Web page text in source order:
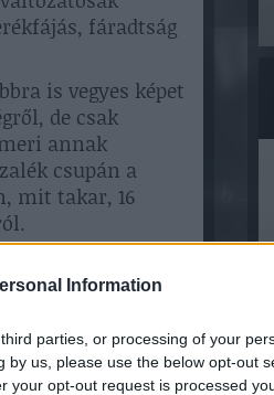
Information
parties, or processing of your
us, please use the below opt-out
your opt-out request is processed
fáradtság
is vegyes képet
de csak
annak
csupán a
mit takar, 16
között. Ennek
fájdalmat,
fájdalmat,
Dr. Gabulya